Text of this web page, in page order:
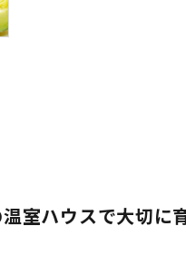
室ハウスで大切